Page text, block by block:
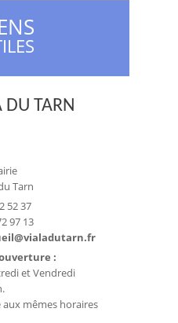
TARN
Tarn
52 37
97 13
:
et Vendredi
aux mêmes horaires